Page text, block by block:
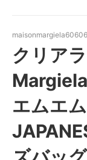
maisonmargiela60606
クリア
エムエ